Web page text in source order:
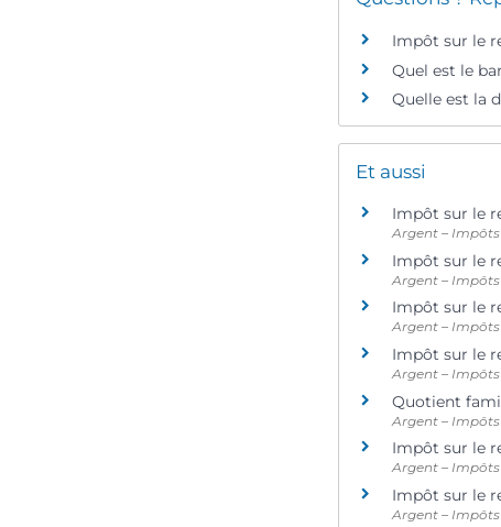
Impôt sur le
Quel est le
Quelle est la
Et aussi
Impôt sur le
Argent –
Impôt sur le
Argent –
Impôt sur le
Argent –
Impôt sur le
Argent –
Quotient
Argent –
Impôt sur le
Argent –
Impôt sur le
Argent –